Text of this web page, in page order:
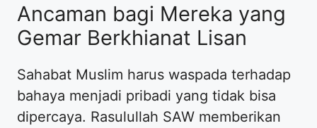
Ancaman bagi Mereka yang
Gemar Berkhianat Lisan
Sahabat Muslim harus waspada terhadap
bahaya menjadi pribadi yang tidak bisa
dipercaya. Rasulullah SAW memberikan